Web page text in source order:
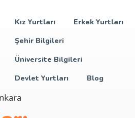
Kız Yurtları
Erkek Yurtları
Şehir Bilgileri
Üniversite Bilgileri
Devlet Yurtları
Blog